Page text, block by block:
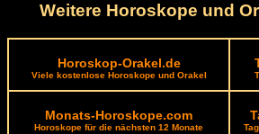
Weitere Horoskope und
Horoskop-Orakel.de
Viele kostenlose Horoskope und Orakel
Monats-Horoskope.com
Horoskope für die nächsten 12 Monate